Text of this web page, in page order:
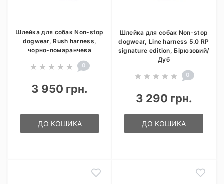
Шлейка для собак Non-stop
dogwear, Rush harness,
чорно-помаранчева
0
3 950 грн.
ДО КОШИКА
Шлейка для собак Non-stop
dogwear, Line harness 5.0 RP
signature edition, Бірюзовий/
Дуб
0
3 290 грн.
ДО КОШИКА